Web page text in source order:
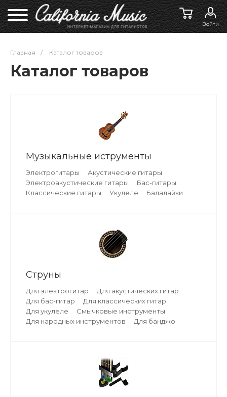
Войти
Главная / Каталог товаров
Каталог товаров
Музыкальные иструменты
Электрогитары
Акустические гитары
Электроакустические гитары
Бас-гитары
Классические гитары
Укулеле Балалайки
Струны
Для электрогитар
Для акустических гитар
Для бас-гитар
Для классических гитар
Для укулеле
Смычковые инструменты
Для народных инструментов
Для банджо